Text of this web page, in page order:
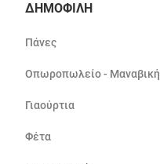
ΔΗΜΟΦΙΛΗ
Πάνες
Οπωροπωλείο - Μαναβική
Γιαούρτια
Φέτα